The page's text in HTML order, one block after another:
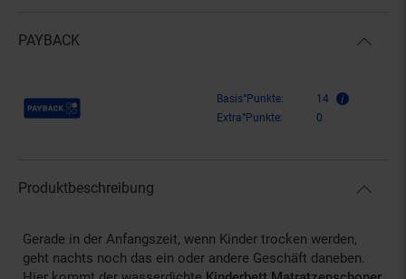
PAYBACK
Payback Punkte Basis°Punkte:
14
Extra°Punkte:
0
Produktbeschreibung
Gerade in der Anfangszeit, wenn Kinder trocken werden,
geht nachts noch das ein oder andere Geschäft daneben.